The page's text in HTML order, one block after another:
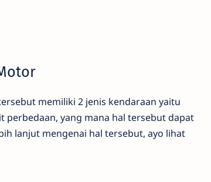
memiliki 2 jenis kendaraan yaitu
perbedaan, yang mana hal tersebut dapat
lanjut mengenai hal tersebut, ayo lihat